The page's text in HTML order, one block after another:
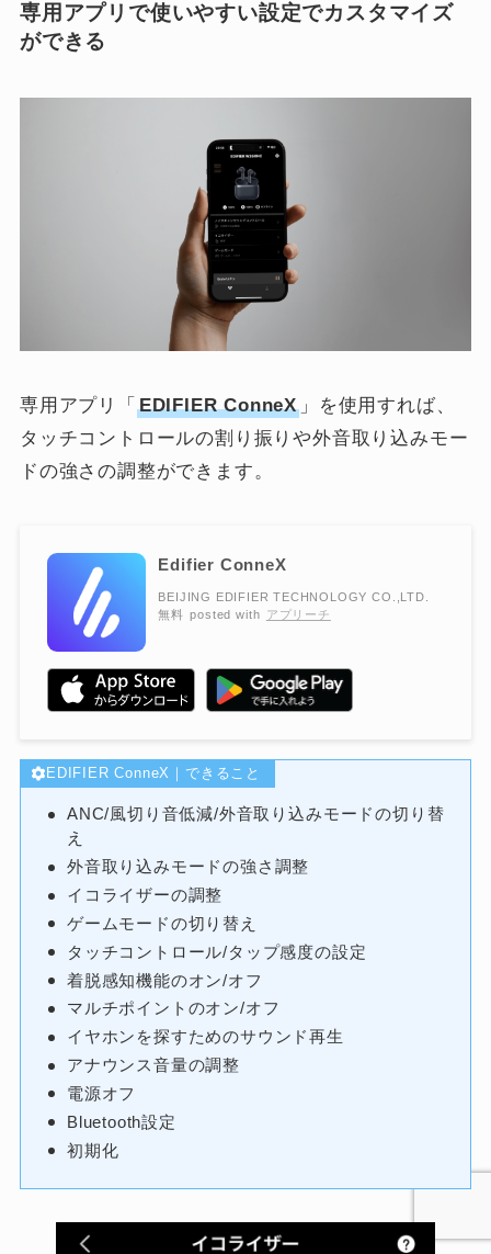
専用アプリで使いやすい設定でカスタマイズ
ができる
専用アプリ「 EDIFIER ConneX 」を使用すれば、
タッチコントロールの割り振りや外音取り込みモー
ドの強さの調整ができます。
Edifier ConneX
BEIJING EDIFIER TECHNOLOGY CO.,LTD.
無料 posted with アプリーチ
EDIFIER ConneX｜できること
ANC/風切り音低減/外音取り込みモードの切り替
え
外音取り込みモードの強さ調整
イコライザーの調整
ゲームモードの切り替え
タッチコントロール/タップ感度の設定
着脱感知機能のオン/オフ
マルチポイントのオン/オフ
イヤホンを探すためのサウンド再生
アナウンス音量の調整
電源オフ
Bluetooth設定
初期化